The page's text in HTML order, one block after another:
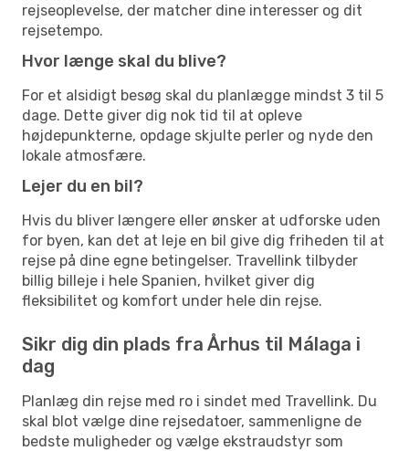
rejseoplevelse, der matcher dine interesser og dit
rejsetempo.
Hvor længe skal du blive?
For et alsidigt besøg skal du planlægge mindst 3 til 5
dage. Dette giver dig nok tid til at opleve
højdepunkterne, opdage skjulte perler og nyde den
lokale atmosfære.
Lejer du en bil?
Hvis du bliver længere eller ønsker at udforske uden
for byen, kan det at leje en bil give dig friheden til at
rejse på dine egne betingelser. Travellink tilbyder
billig billeje i hele Spanien, hvilket giver dig
fleksibilitet og komfort under hele din rejse.
Sikr dig din plads fra Århus til Málaga i
dag
Planlæg din rejse med ro i sindet med Travellink. Du
skal blot vælge dine rejsedatoer, sammenligne de
bedste muligheder og vælge ekstraudstyr som